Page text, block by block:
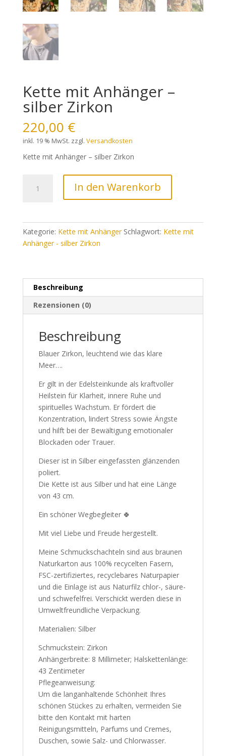
Kette mit Anhänger –
silber Zirkon
220,00 €
inkl. 19 % MwSt. zzgl. Versandkosten
Kette mit Anhänger – silber Zirkon
Zirkon
Menge
In den Warenkorb
Kategorie: Kette mit Anhänger Schlagwort: Kette mit
Anhänger - silber Zirkon
Beschreibung
Rezensionen (0)
Beschreibung
Blauer Zirkon, leuchtend wie das klare
Meer….
Er gilt in der Edelsteinkunde als kraftvoller
Heilstein für Klarheit, innere Ruhe und
spirituelles Wachstum. Er fördert die
Konzentration, lindert Stress sowie Ängste
und hilft bei der Bewältigung emotionaler
Blockaden oder Trauer.
Dieser ist in Silber eingefassten glänzenden
poliert.
Die Kette ist aus Silber und hat eine Länge
von 43 cm.
Ein schöner Wegbegleiter 🍀
Mit viel Liebe und Freude hergestellt.
Meine Schmuckschachteln sind aus braunen
Naturkarton aus 100% recycelten Fasern,
FSC-zertifiziertes, recyclebares Naturpapier
und die Einlage ist aus Naturfilz chlor-, säure-
und schwefelfrei. Verschickt werden diese in
Umweltfreundliche Verpackung.
Materialien: Silber
Schmuckstein: Zirkon
Anhängerbreite: 8 Millimeter; Halskettenlänge:
43 Zentimeter
Pflegeanweisung:
Um die langanhaltende Schönheit Ihres
schönen Stückes zu erhalten, vermeiden Sie
bitte den Kontakt mit harten
Reinigungsmitteln, Parfums und Cremes,
Duschen, sowie Salz- und Chlorwasser.